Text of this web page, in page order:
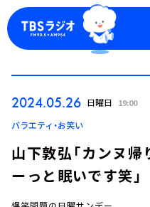
ログイン
2024.05.26 日曜日 19:00
バラエティ・お笑い
山下敦弘「カンヌ
ーっと眠いです笑」